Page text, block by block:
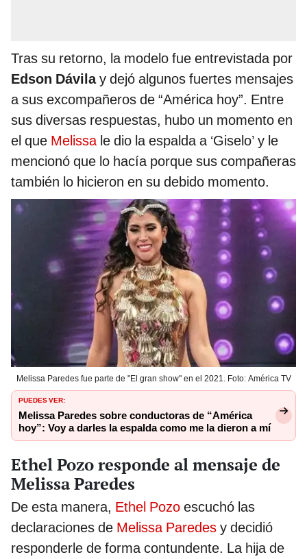
Tras su retorno, la modelo fue entrevistada por
Edson Dávilay dejó algunos fuertes mensajes
a sus excompañeros de “América hoy”. Entre
sus diversas respuestas, hubo un momento en
el que Melissa le dio la espalda a ‘Giselo’ y le
mencionó que lo hacía porque sus compañeras
también lo hicieron en su debido momento.
Melissa Paredes fue parte de "El gran show" en el 2021. Foto: América TV
PUEDES VER:
Melissa Paredes sobre conductoras de “América
hoy”: Voy a darles la espalda como me la dieron a mí
Ethel Pozo responde al mensaje de
Melissa Paredes
De esta manera, Ethel Pozo escuchó las
declaraciones de Melissa Paredes y decidió
responderle de forma contundente. La hija de